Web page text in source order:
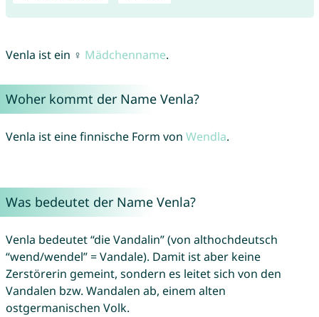
Venla ist ein ♀ Mädchenname.
Woher kommt der Name Venla?
Venla ist eine finnische Form von Wendla.
Was bedeutet der Name Venla?
Venla bedeutet “die Vandalin” (von althochdeutsch
“wend/wendel” = Vandale). Damit ist aber keine
Zerstörerin gemeint, sondern es leitet sich von den
Vandalen bzw. Wandalen ab, einem alten
ostgermanischen Volk.